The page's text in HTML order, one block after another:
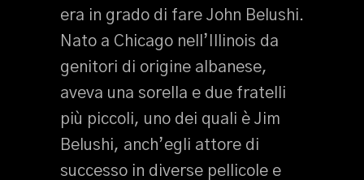
era in grado di fare John Belushi.
Nato a Chicago nell’Illinois da
genitori di origine albanese,
aveva una sorella e due fratelli
più piccoli, uno dei quali è Jim
Belushi, anch’egli attore di
successo in diverse pellicole e